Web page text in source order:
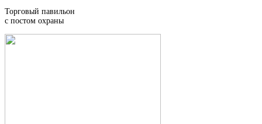
Торговый павильон
с постом охраны